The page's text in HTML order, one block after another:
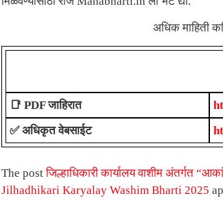
अधिक माहिती
📑 PDF जाहिरात
✅ अधिकृत वेबसाईट
The postजिल्हाधिकारी कार्यालय वाशीम अंतर्गत
Jilhadhikari Karyalay Washim Bharti 2025